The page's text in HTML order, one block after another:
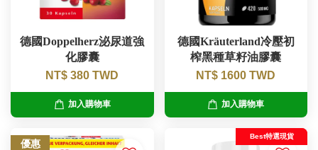
德國Doppelherz泌尿道強
化膠囊
NT$ 380 TWD
加入購物車
德國Kräuterland冷壓初
榨黑種草籽油膠囊
NT$ 1600 TWD
加入購物車
優惠
Best特選現貨